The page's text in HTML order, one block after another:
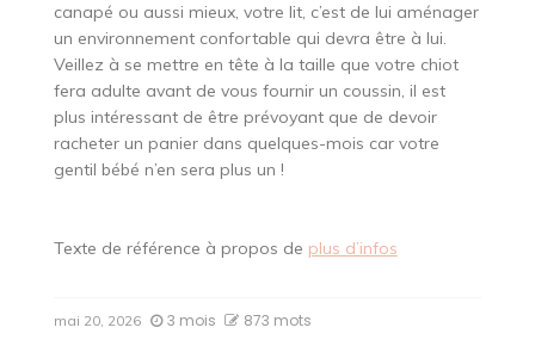
canapé ou aussi mieux, votre lit, c’est de lui aménager
un environnement confortable qui devra être à lui.
Veillez à se mettre en tête à la taille que votre chiot
fera adulte avant de vous fournir un coussin, il est
plus intéressant de être prévoyant que de devoir
racheter un panier dans quelques-mois car votre
gentil bébé n’en sera plus un !
Texte de référence à propos de plus d’infos
mai 20, 2026 3 mois 873 mots